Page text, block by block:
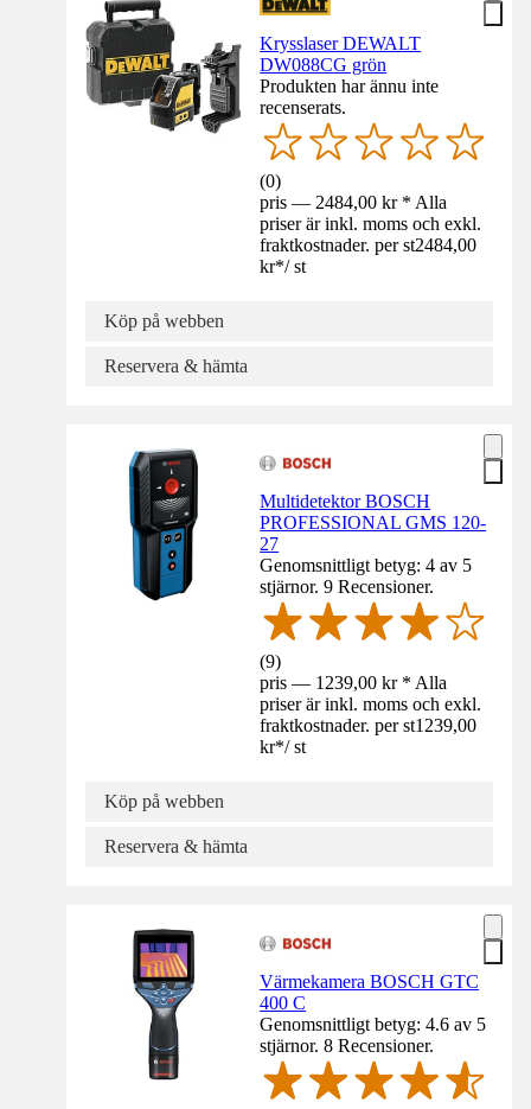
Krysslaser DEWALT
DW088CG grön
Produkten har ännu inte
recenserats.
(0)
pris — 2484,00 kr * Alla
priser är inkl. moms och exkl.
fraktkostnader. per st2484,00
kr*/ st
Köp på webben
Reservera & hämta
Multidetektor BOSCH
PROFESSIONAL GMS 120-
27
Genomsnittligt betyg: 4 av 5
stjärnor. 9 Recensioner.
(9)
pris — 1239,00 kr * Alla
priser är inkl. moms och exkl.
fraktkostnader. per st1239,00
kr*/ st
Köp på webben
Reservera & hämta
Värmekamera BOSCH GTC
400 C
Genomsnittligt betyg: 4.6 av 5
stjärnor. 8 Recensioner.